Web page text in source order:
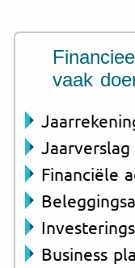
vaak
Jaarverslag
Financiële
Business